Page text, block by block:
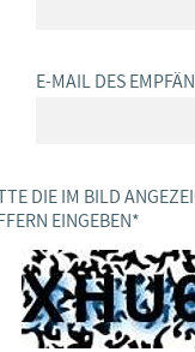
E-MAIL DES
DIE IM BILD
EINGEBEN *